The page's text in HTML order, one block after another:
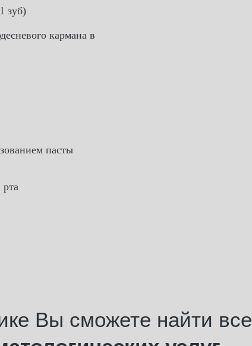
зуб)
кармана в
пасты
рта
Вы сможете найти все